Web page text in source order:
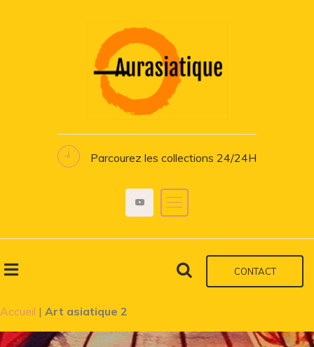
Parcourez les collections 24/24H
CONTACT
Accueil | Art asiatique 2